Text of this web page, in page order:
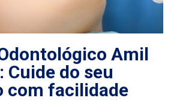
Amil
Cuide do seu
com facilidade